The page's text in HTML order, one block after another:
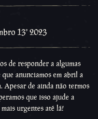
13º 2023
de responder a algumas
anunciamos em abril a
Apesar de ainda não termos
que isso ajude a
urgentes até lá!